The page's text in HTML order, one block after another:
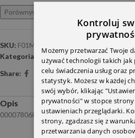
Porównywarka
SKU: F01M101454
Kategoria:
Układ wtryskowy
Share:
Opis
0000780680
Kontroluj
Możemy przetwarzać Twoje
używać technologii takich jak
celu świadczenia usług oraz
statystyk. Możesz w każdej
swój wybór, klikając
prywatności" w stopce
ustawieniach przeglądarki.
strony, zgadzasz się z
przetwarzania danych